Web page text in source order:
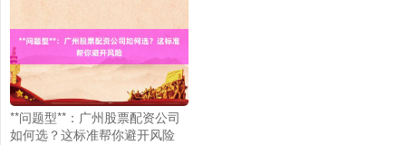
**问题型**：广州股票配资公司
如何选？这标准帮你避开风险